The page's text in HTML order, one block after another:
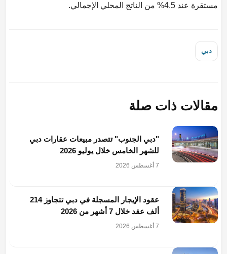
مستقرة عند 4.5% من الناتج المحلي الإجمالي.
دبي
مقالات ذات صلة
"دبي الجنوب" تتصدر مبيعات عقارات دبي
للشهر الخامس خلال يوليو 2026
7 أغسطس 2026
عقود الإيجار المسجلة في دبي تتجاوز 214
ألف عقد خلال 7 أشهر من 2026
7 أغسطس 2026